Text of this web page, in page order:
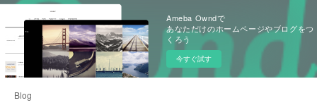
Ameba Owndで
あなただけのホームページやブログをつ
くろう
今すぐ試す
Blog